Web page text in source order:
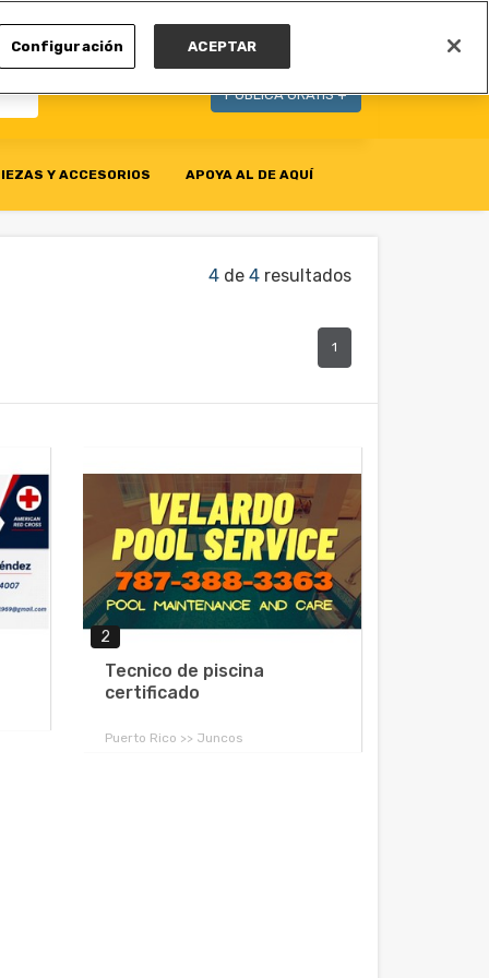
PUBLICA GRATIS +
Y ACCESORIOS APOYA AL DE AQUÍ
4de 4resultados
1
2
Tecnico de piscina
certificado
Puerto Rico >> Juncos
Configuración ACEPTAR